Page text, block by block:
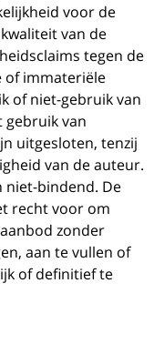
voor de
van de
tegen de
of immateriële
of niet-gebruik van
van
uitgesloten, tenzij
van de auteur.
niet-bindend. De
recht voor om
zonder
aan te vullen of
of definitief te